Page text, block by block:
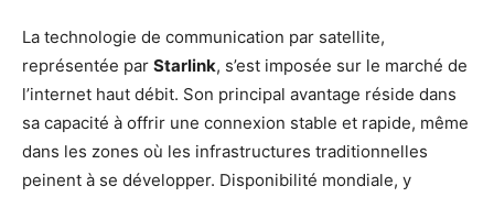
La technologie de communication par satellite,
représentée par Starlink, s’est imposée sur le marché de
l’internet haut débit. Son principal avantage réside dans
sa capacité à offrir une connexion stable et rapide, même
dans les zones où les infrastructures traditionnelles
peinent à se développer. Disponibilité mondiale, y